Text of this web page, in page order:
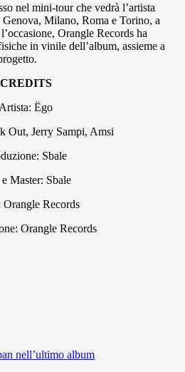
nel mini-tour che vedrà l’artista
Milano, Roma e Torino, a
Orangle Records ha
in vinile dell’album, assieme a
CREDITS
Artista: Ëgo
Out, Jerry Sampi, Amsi
Sbale
Master: Sbale
Orangle Records
Orangle Records
nell’ultimo album